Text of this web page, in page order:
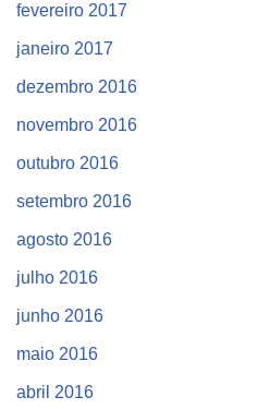
fevereiro 2017
janeiro 2017
dezembro 2016
novembro 2016
outubro 2016
setembro 2016
agosto 2016
julho 2016
junho 2016
maio 2016
abril 2016